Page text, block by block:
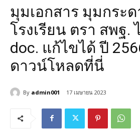
มุมเอกสาร มุมกระ
โรงเรียน ตรา สพฐ.
doc. แก้ไขได้ ปี
ดาวน์โหลดที่นี่
By admin001 17 เมษายน 2023